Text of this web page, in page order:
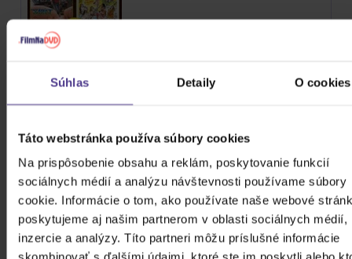
Súhlas Detaily O cookies
Táto webstránka používa súbory cookies
Na prispôsobenie obsahu a reklám, poskytovanie funkcií
sociálnych médií a analýzu návštevnosti používame súbory
cookie. Informácie o tom, ako používate naše webové
poskytujeme aj našim partnerom v oblasti sociálnych médií,
inzercie a analýzy. Títo partneri môžu príslušné informácie
Ozzy Osbourne
2CD
Skladom 10,10 €
Škwor: Sečteno podtrženo Best
Of